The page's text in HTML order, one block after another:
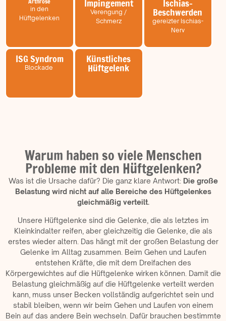
in den
Hüftgelenken
Impingement
Verengung /
Schmerz
Ischias-
Beschwerden
gereizter Ischias-
Nerv
ISG Syndrom
Blockade
Künstliches
Hüftgelenk
Warum haben so viele Menschen
Probleme mit den Hüftgelenken?
Was ist die Ursache dafür? Die ganz klare Antwort: Die große
Belastung wird nicht auf alle Bereiche des Hüftgelenkes
gleichmäßig verteilt.
Unsere Hüftgelenke sind die Gelenke, die als letztes im
Kleinkindalter reifen, aber gleichzeitig die Gelenke, die als
erstes wieder altern. Das hängt mit der großen Belastung der
Gelenke im Alltag zusammen. Beim Gehen und Laufen
entstehen Kräfte, die mit dem Dreifachen des
Körpergewichtes auf die Hüftgelenke wirken können. Damit die
Belastung gleichmäßig auf die Hüftgelenke verteilt werden
kann, muss unser Becken vollständig aufgerichtet sein und
stabil bleiben, wenn wir beim Gehen und Laufen von einem
Bein auf das andere Bein wechseln. Dafür brauchen bestimmte